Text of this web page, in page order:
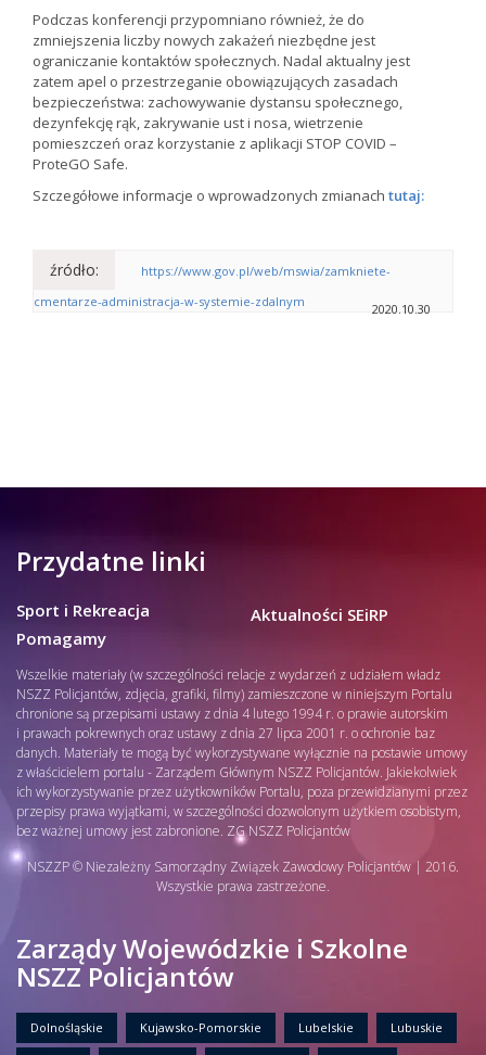
Podczas konferencji przypomniano również, że do
zmniejszenia liczby nowych zakażeń niezbędne jest
ograniczanie kontaktów społecznych. Nadal aktualny jest
zatem apel o przestrzeganie obowiązujących zasadach
bezpieczeństwa: zachowywanie dystansu społecznego,
dezynfekcję rąk, zakrywanie ust i nosa, wietrzenie
pomieszczeń oraz korzystanie z aplikacji STOP COVID –
ProteGO Safe.
Szczegółowe informacje o wprowadzonych zmianach tutaj:
źródło:
https://www.gov.pl/web/mswia/zamkniete-
cmentarze-administracja-w-systemie-zdalnym
2020.10.30
Przydatne linki
Sport i Rekreacja
Pomagamy
Aktualności SEiRP
Wszelkie materiały (w szczególności relacje z wydarzeń z udziałem władz
NSZZ Policjantów, zdjęcia, grafiki, filmy) zamieszczone w niniejszym Portalu
chronione są przepisami ustawy z dnia 4 lutego 1994 r. o prawie autorskim
i prawach pokrewnych oraz ustawy z dnia 27 lipca 2001 r. o ochronie baz
danych. Materiały te mogą być wykorzystywane wyłącznie na postawie umowy
z właścicielem portalu - Zarządem Głównym NSZZ Policjantów. Jakiekolwiek
ich wykorzystywanie przez użytkowników Portalu, poza przewidzianymi przez
przepisy prawa wyjątkami, w szczególności dozwolonym użytkiem osobistym,
bez ważnej umowy jest zabronione. ZG NSZZ Policjantów
NSZZP © Niezależny Samorządny Związek Zawodowy Policjantów | 2016.
Wszystkie prawa zastrzeżone.
Zarządy Wojewódzkie i Szkolne
NSZZ Policjantów
Dolnośląskie Kujawsko-Pomorskie Lubelskie Lubuskie